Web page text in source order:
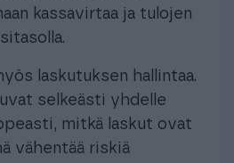
kassavirtaa ja tulojen
laskutuksen hallintaa.
selkeästi yhdelle
mitkä laskut ovat
vähentää riskiä